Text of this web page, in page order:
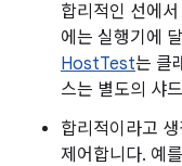
합리적인 선에
에는 실행기에
HostTest는 클
스는 별도의 샤
합리적이라고
제어합니다. 예